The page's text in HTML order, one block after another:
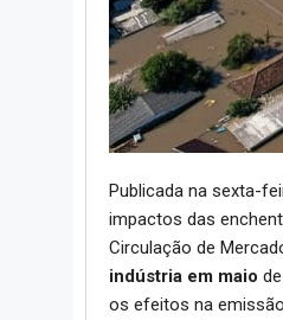
Publicada na sexta-
impactos das
Circulação de
indústria em maio
os efeitos na